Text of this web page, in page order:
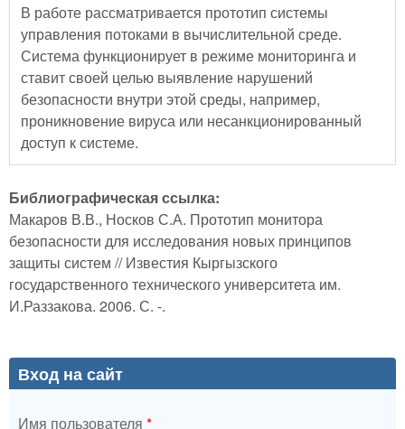
В работе рассматривается прототип системы
управления потоками в вычислительной среде.
Система функционирует в режиме мониторинга и
ставит своей целью выявление нарушений
безопасности внутри этой среды, например,
проникновение вируса или несанкционированный
доступ к системе.
Библиографическая ссылка:
Макаров В.В., Носков С.А. Прототип монитора
безопасности для исследования новых принципов
защиты систем // Известия Кыргызского
государственного технического университета им.
И.Раззакова. 2006. С. -.
Вход на сайт
Имя пользователя *